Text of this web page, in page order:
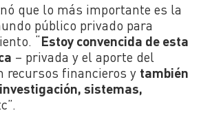
que lo más importante es la
público privado para
“Estoy convencida de esta
– privada y el aporte del
recursos financieros y también
sistemas,